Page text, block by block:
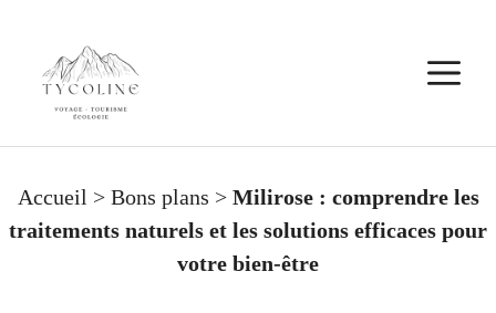
contenu
Accueil > Bons plans > Milirose : comprendre les
traitements naturels et les solutions efficaces pour
votre bien-être